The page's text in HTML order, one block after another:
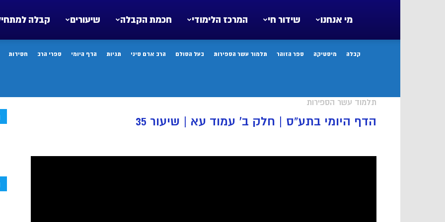
קבלה שיעורים חכמת הקבלה המרכז הלימודי שידור חי מי אנחנו
קבלה מיסטיקה ספר הזוהר תלמוד עשר הספירות בעל הסולם הרב אדם סיני תגיות הדף היומי ספרי הרב חסידות
תלמוד עשר הספירות
הדף היומי בתע”ס | חלק ב’ עמוד עא | שיעור 35